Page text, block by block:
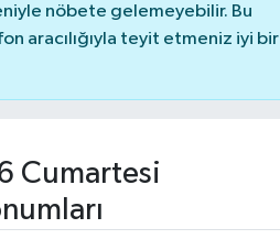
nöbete gelemeyebilir. Bu
aracılığıyla teyit etmeniz iyi bir
Cumartesi